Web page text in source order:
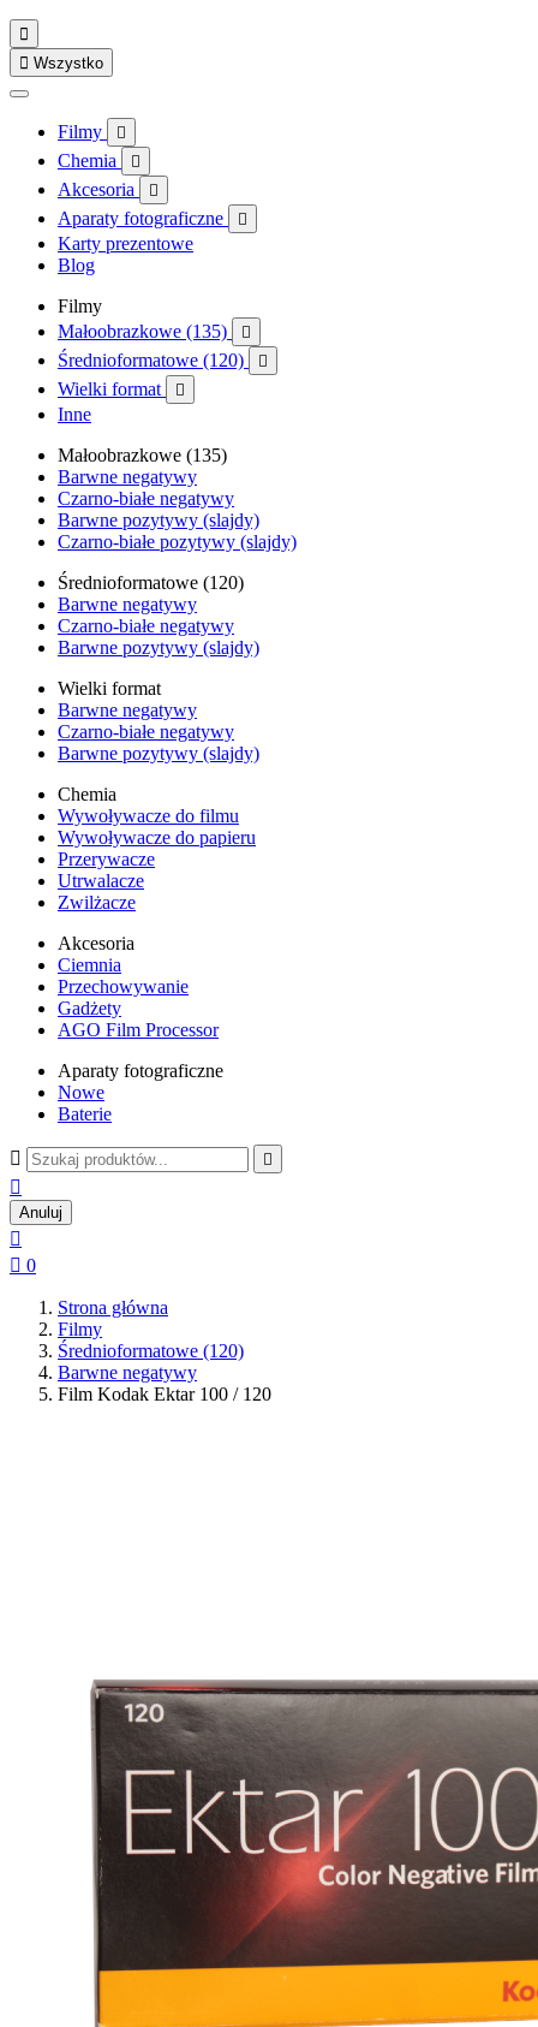

 Wszystko
Filmy 
Chemia 
Akcesoria 
Aparaty fotograficzne 
Karty prezentowe
Blog
Filmy
Małoobrazkowe (135)

Średnioformatowe (120) 
Wielki format 
Inne
Małoobrazkowe (135)
Barwne negatywy
Czarno-białe negatywy
Barwne pozytywy (slajdy)
Czarno-białe pozytywy (slajdy)
Średnioformatowe (120)
Barwne negatywy
Czarno-białe negatywy
Barwne pozytywy (slajdy)
Wielki format
Barwne negatywy
Czarno-białe negatywy
Barwne pozytywy (slajdy)
Chemia
Wywoływacze do filmu
Wywoływacze do papieru
Przerywacze
Utrwalacze
Zwilżacze
Akcesoria
Ciemnia
Przechowywanie
Gadżety
AGO Film Processor
Aparaty fotograficzne
Nowe
Baterie
 

Anuluj

 0
Strona główna
Filmy
Średnioformatowe (120)
Barwne negatywy
Film Kodak Ektar 100 / 120